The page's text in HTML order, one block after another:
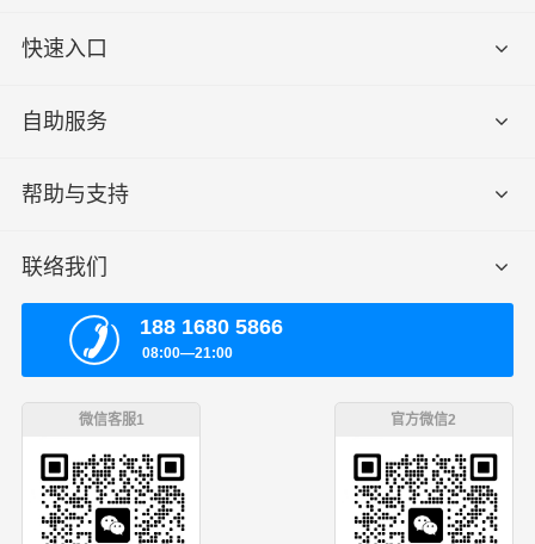
快速入口
自助服务
帮助与支持
联络我们
188 1680 5866
08:00—21:00
微信客服1 官方微信2